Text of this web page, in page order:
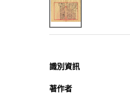
識別資訊
著作者